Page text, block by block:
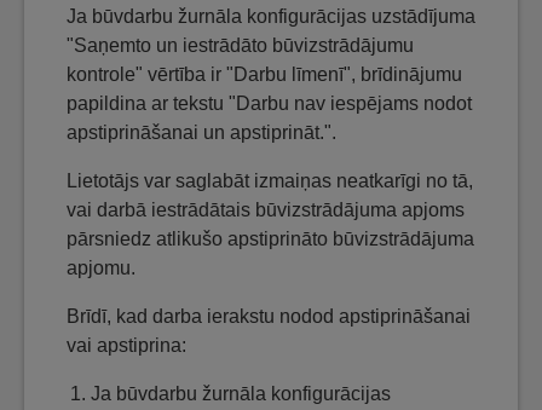
Ja būvdarbu žurnāla konfigurācijas uzstādījuma
"Saņemto un iestrādāto būvizstrādājumu
kontrole" vērtība ir "Darbu līmenī", brīdinājumu
papildina ar tekstu "Darbu nav iespējams nodot
apstiprināšanai un apstiprināt.".
Lietotājs var saglabāt izmaiņas neatkarīgi no tā,
vai darbā iestrādātais būvizstrādājuma apjoms
pārsniedz atlikušo apstiprināto būvizstrādājuma
apjomu.
Brīdī, kad darba ierakstu nodod apstiprināšanai
vai apstiprina:
Ja būvdarbu žurnāla konfigurācijas